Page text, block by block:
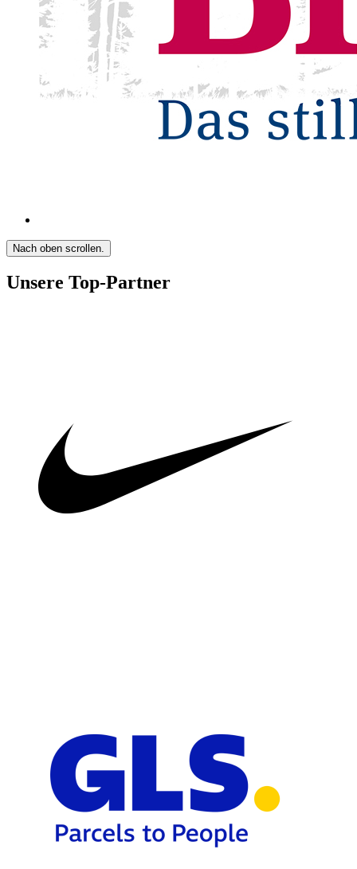
Nach oben scrollen.
Unsere Top-Partner